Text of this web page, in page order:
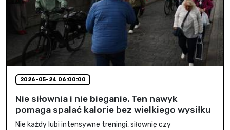
2026-05-24 06:00:00
Nie siłownia i nie bieganie. Ten nawyk
pomaga spalać kalorie bez wielkiego wysiłku
Nie każdy lubi intensywne treningi, siłownię czy